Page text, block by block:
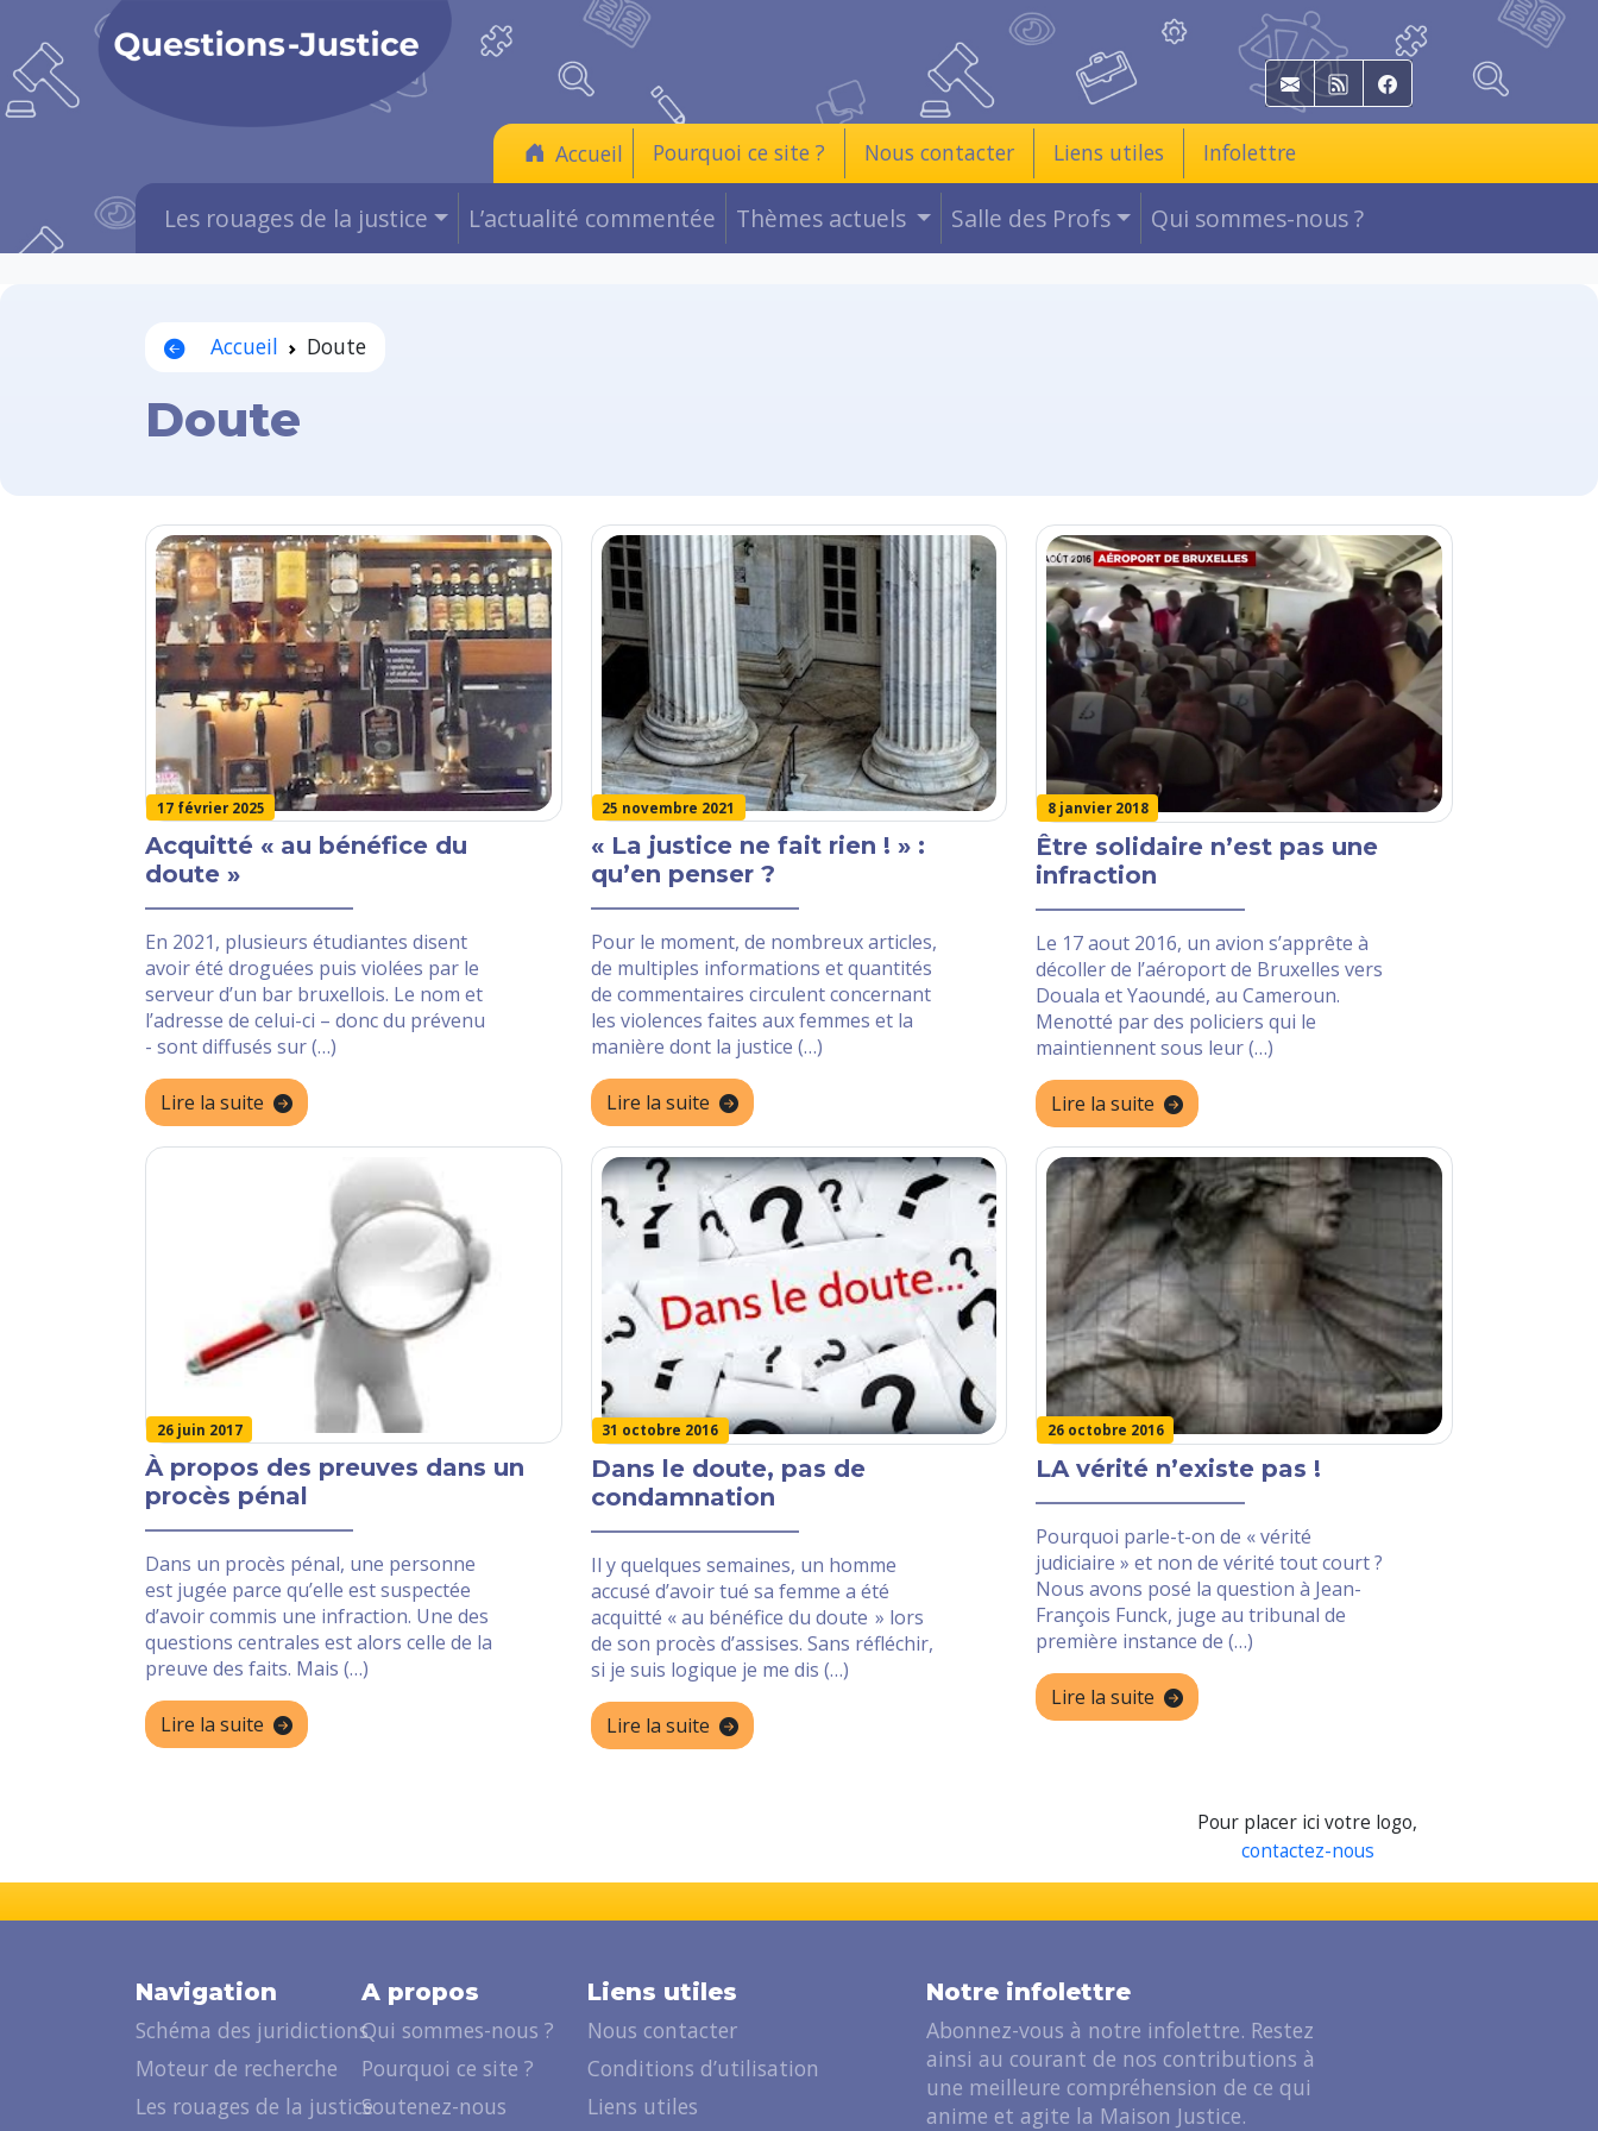
E-mail RSS Facebook
Accueil Pourquoi ce site ? Nous contacter Liens utiles Infolettre
Les rouages de la justice L’actualité commentée Thèmes actuels Salle des Profs Qui sommes-nous ?
Accueil Doute
Doute
17 février 2025
Acquitté « au bénéfice du
doute »
En 2021, plusieurs étudiantes disent
avoir été droguées puis violées par le
serveur d’un bar bruxellois. Le nom et
l’adresse de celui-ci – donc du prévenu
- sont diffusés sur (…)
Lire la suite
25 novembre 2021
« La justice ne fait rien ! » :
qu’en penser ?
Pour le moment, de nombreux articles,
de multiples informations et quantités
de commentaires circulent concernant
les violences faites aux femmes et la
manière dont la justice (…)
Lire la suite
8 janvier 2018
Être solidaire n’est pas une
infraction
Le 17 aout 2016, un avion s’apprête à
décoller de l’aéroport de Bruxelles vers
Douala et Yaoundé, au Cameroun.
Menotté par des policiers qui le
maintiennent sous leur (…)
Lire la suite
26 juin 2017
À propos des preuves dans un
procès pénal
Dans un procès pénal, une personne
est jugée parce qu’elle est suspectée
d’avoir commis une infraction. Une des
questions centrales est alors celle de la
preuve des faits. Mais (…)
Lire la suite
31 octobre 2016
Dans le doute, pas de
condamnation
Il y quelques semaines, un homme
accusé d’avoir tué sa femme a été
acquitté « au bénéfice du doute » lors
de son procès d’assises. Sans réfléchir,
si je suis logique je me dis (…)
Lire la suite
26 octobre 2016
LA vérité n’existe pas !
Pourquoi parle-t-on de « vérité
judiciaire » et non de vérité tout court ?
Nous avons posé la question à Jean-
François Funck, juge au tribunal de
première instance de (…)
Lire la suite
Pour placer ici votre logo,
contactez-nous
Navigation
Schéma des juridictions
Moteur de recherche
Les rouages de la justice
A propos
Qui sommes-nous ?
Pourquoi ce site ?
Soutenez-nous
Liens utiles
Nous contacter
Conditions d’utilisation
Liens utiles
Notre infolettre
Abonnez-vous à notre infolettre. Restez
ainsi au courant de nos contributions à
une meilleure compréhension de ce qui
anime et agite la Maison Justice.